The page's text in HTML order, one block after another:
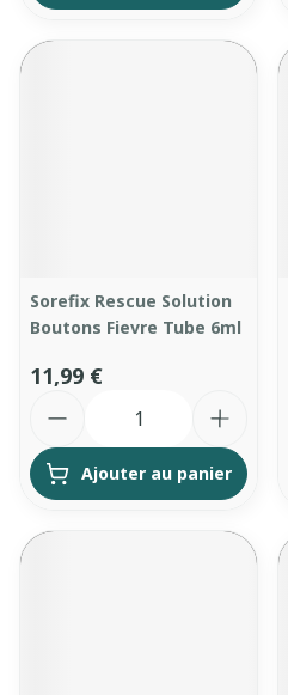
Sorefix Rescue Solution
Boutons Fievre Tube 6ml
11,99 €
Ajouter au panier